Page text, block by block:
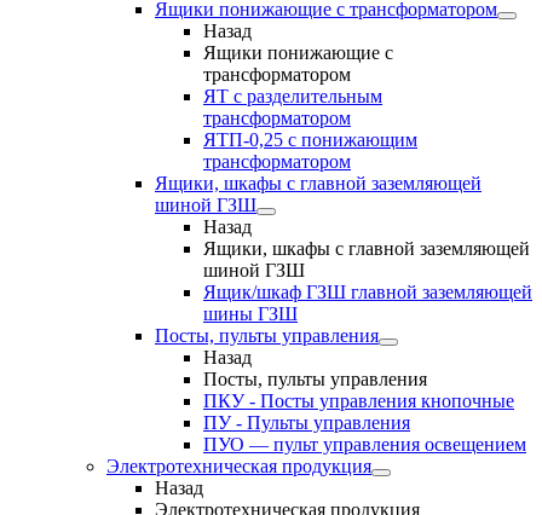
Ящики понижающие с трансформатором
Назад
Ящики понижающие с
трансформатором
ЯТ с разделительным
трансформатором
ЯТП-0,25 с понижающим
трансформатором
Ящики, шкафы с главной заземляющей
шиной ГЗШ
Назад
Ящики, шкафы с главной заземляющей
шиной ГЗШ
Ящик/шкаф ГЗШ главной заземляющей
шины ГЗШ
Посты, пульты управления
Назад
Посты, пульты управления
ПКУ - Посты управления кнопочные
ПУ - Пульты управления
ПУО — пульт управления освещением
Электротехническая продукция
Назад
Электротехническая продукция